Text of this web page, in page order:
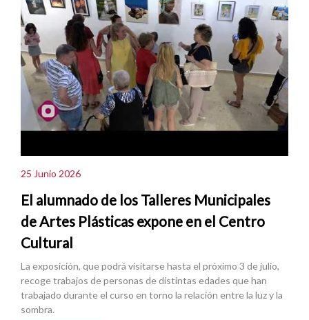
25 Junio 2026
El alumnado de los Talleres Municipales
de Artes Plásticas expone en el Centro
Cultural
La exposición, que podrá visitarse hasta el próximo 3 de julio,
recoge trabajos de personas de distintas edades que han
trabajado durante el curso en torno la relación entre la luz y la
sombra.